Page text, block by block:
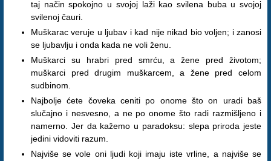
taj način spokojno u svojoj laži kao svilena buba u svojoj
svilenoj čauri.
Muškarac veruje u ljubav i kad nije nikad bio voljen; i zanosi
se ljubavlju i onda kada ne voli ženu.
Muškarci su hrabri pred smrću, a žene pred životom;
muškarci pred drugim muškarcem, a žene pred celom
sudbinom.
Najbolje ćete čoveka ceniti po onome što on uradi baš
slučajno i nesvesno, a ne po onome što radi razmišljeno i
namerno. Jer da kažemo u paradoksu: slepa priroda jeste
jedini vidoviti razum.
Najviše se vole oni ljudi koji imaju iste vrline, a najviše se